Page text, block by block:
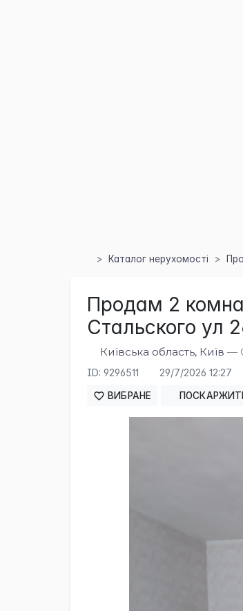
Каталог нерухомості
Продам 2
Стальского ул
Київська область, Київ —
ID: 9296511 29/7/2026 12:27
ВИБРАНЕ